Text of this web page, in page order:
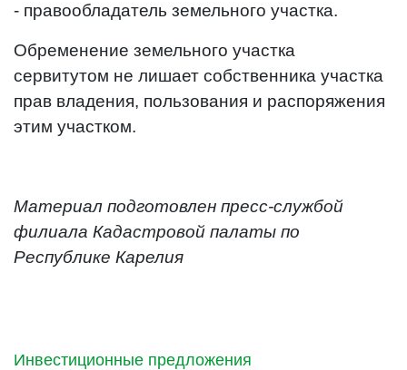
Инвестиционные предложения
- правообладатель земельного участка.
Обременение земельного участка
сервитутом не лишает собственника участка
прав владения, пользования и распоряжения
этим участком.
Материал подготовлен пресс-службой
филиала Кадастровой палаты по
Республике Карелия